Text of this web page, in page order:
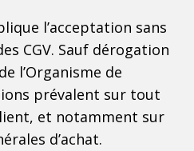
l’acceptation sans
CGV. Sauf dérogation
l’Organisme de
prévalent sur tout
et notamment sur
d’achat.